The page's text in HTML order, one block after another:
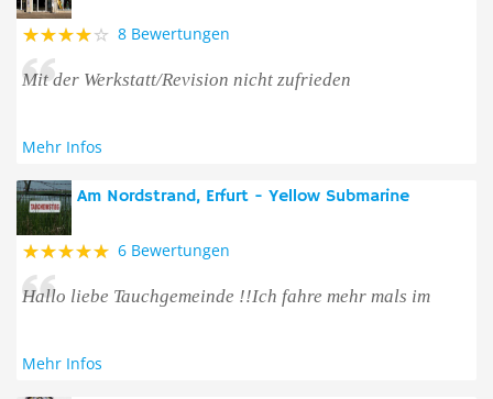
8 Bewertungen
Mit der Werkstatt/Revision nicht zufrieden
Mehr Infos
Am Nordstrand, Erfurt - Yellow Submarine
6 Bewertungen
Hallo liebe Tauchgemeinde !!Ich fahre mehr mals im
Mehr Infos